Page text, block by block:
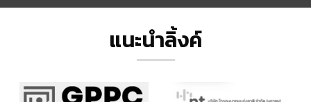
แนะนำลิ้งค์